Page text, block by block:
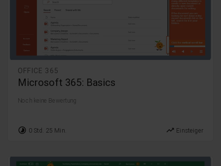
OFFICE 365
Microsoft 365: Basics
Noch keine Bewertung
timelapse 0 Std. 25 Min. trending_up Einsteiger